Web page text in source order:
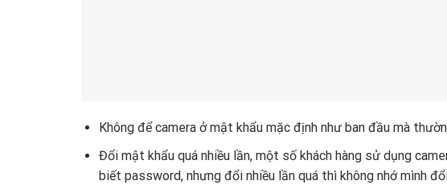
Không để camera ở mật khẩu mặc định như ban đầu mà
Đổi mật khẩu quá nhiều lần, một số khách hàng sử dụng
biết password, nhưng đổi nhiều lần quá thì không nhớ mình